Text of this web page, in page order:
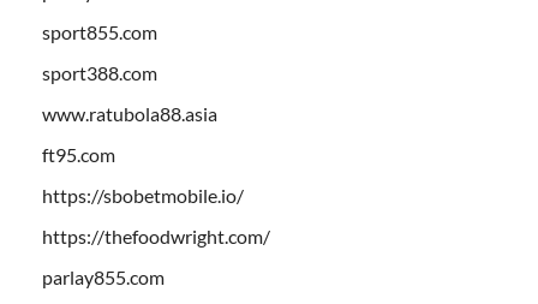
sport855.com
sport388.com
www.ratubola88.asia
ft95.com
https://sbobetmobile.io/
https://thefoodwright.com/
parlay855.com